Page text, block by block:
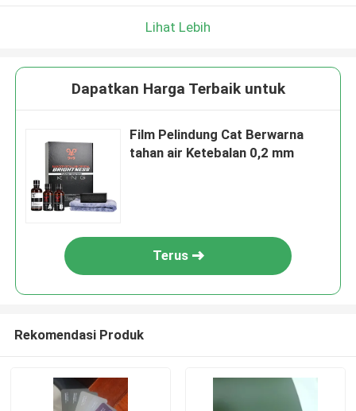
Lihat Lebih
Dapatkan Harga Terbaik untuk
Film Pelindung Cat Berwarna
tahan air Ketebalan 0,2 mm
Terus
Rekomendasi Produk